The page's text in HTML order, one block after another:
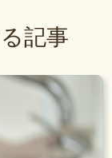
記事